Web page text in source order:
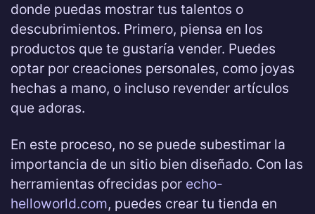
donde puedas mostrar tus talentos o
descubrimientos. Primero, piensa en los
productos que te gustaría vender. Puedes
optar por creaciones personales, como joyas
hechas a mano, o incluso revender artículos
que adoras.
En este proceso, no se puede subestimar la
importancia de un sitio bien diseñado. Con las
herramientas ofrecidas por echo-
helloworld.com, puedes crear tu tienda en